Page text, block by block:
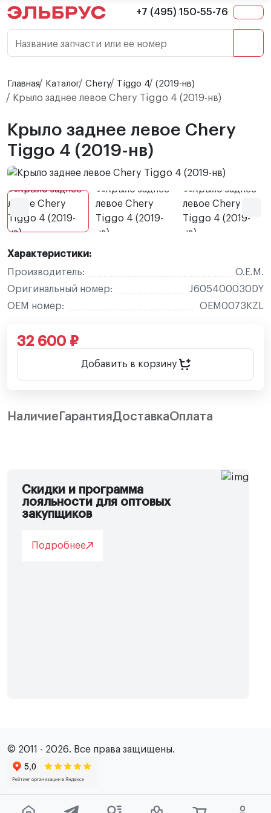
+7 (495) 150-55-76
Название запчасти или ее номер
Главная Каталог Chery Tiggo 4 (2019-нв)
Крыло заднее левое Chery Tiggo 4 (2019-нв)
Крыло заднее левое Chery
Tiggo 4 (2019-нв)
Характеристики:
Производитель:
O.E.M.
Оригинальный номер:
J605400030DY
OEM номер:
OEM0073KZL
32 600 ₽
Добавить в корзину
Наличие ГарантияДоставкаОплата
Скидки и программа
лояльности для оптовых
закупщиков
Подробнее
© 2011 - 2026. Все права защищены.